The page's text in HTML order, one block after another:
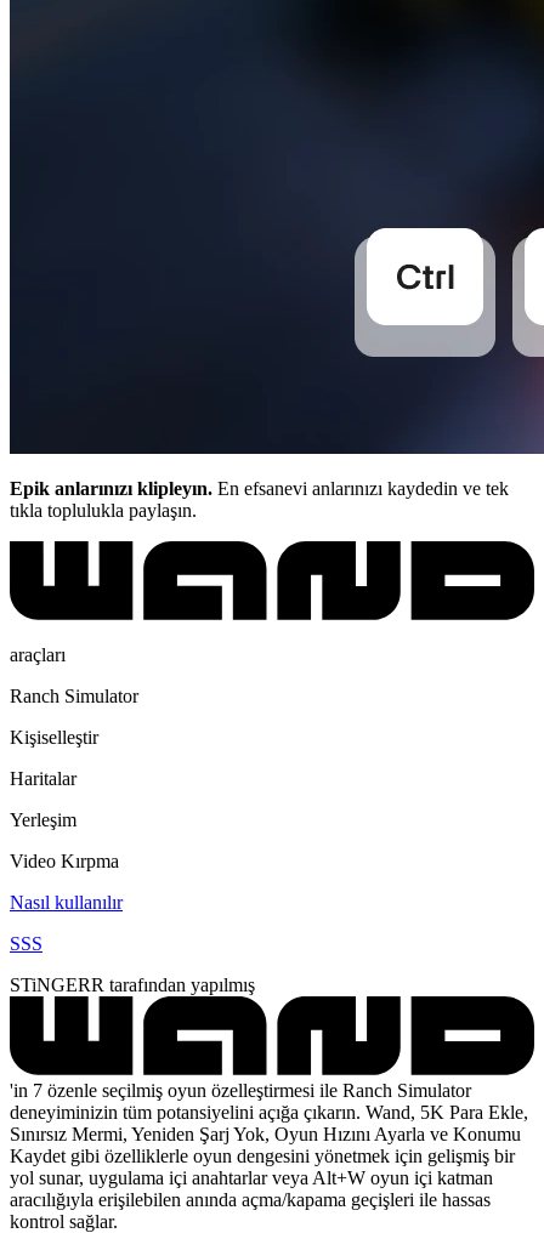
Epik anlarınızı klipleyın. En efsanevi anlarınızı kaydedin ve tek
tıkla toplulukla paylaşın.
araçları
Ranch Simulator
Kişiselleştir
Haritalar
Yerleşim
Video Kırpma
Nasıl kullanılır
SSS
STiNGERR tarafından yapılmış
'in 7 özenle seçilmiş oyun özelleştirmesi ile Ranch Simulator
deneyiminizin tüm potansiyelini açığa çıkarın. Wand, 5K Para Ekle,
Sınırsız Mermi, Yeniden Şarj Yok, Oyun Hızını Ayarla ve Konumu
Kaydet gibi özelliklerle oyun dengesini yönetmek için gelişmiş bir
yol sunar, uygulama içi anahtarlar veya Alt+W oyun içi katman
aracılığıyla erişilebilen anında açma/kapama geçişleri ile hassas
kontrol sağlar.